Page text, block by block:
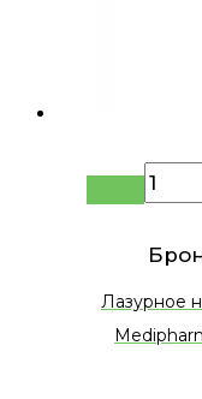
Лазурное